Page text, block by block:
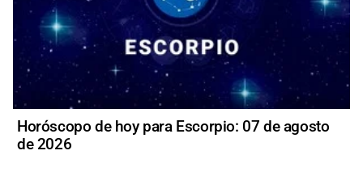
Horóscopo de hoy para Escorpio: 07 de agosto
de 2026